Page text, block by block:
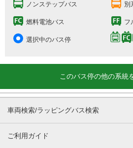
ノンステップバス 別
燃料電池バス フ
選択中のバス停
このバス停の他の系統
車両検索/ラッピングバス検索
ご利用ガイド